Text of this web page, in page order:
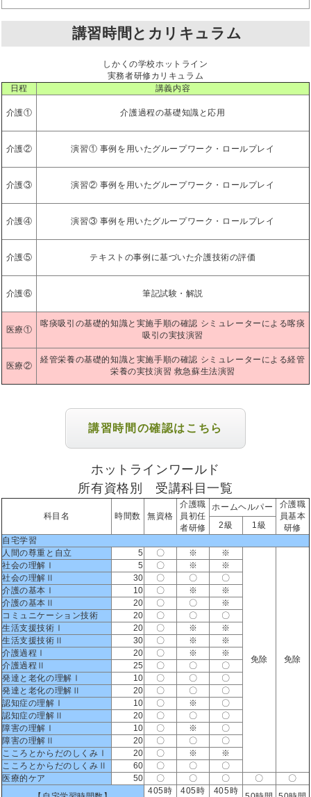
講習時間とカリキュラム
しかくの学校ホットライン
実務者研修カリキュラム
日程
講義内容
介護① 介護過程の基礎知識と応用
介護② 演習① 事例を用いたグループワーク・ロールプレイ
介護③ 演習② 事例を用いたグループワーク・ロールプレイ
介護④ 演習③ 事例を用いたグループワーク・ロールプレイ
介護⑤ テキストの事例に基づいた介護技術の評価
介護⑥ 筆記試験・解説
医療①
喀痰吸引の基礎的知識と実施手順の確認 シミュレーターによる喀痰
吸引の実技演習
医療②
経管栄養の基礎的知識と実施手順の確認 シミュレーターによる経管
栄養の実技演習 救急蘇生法演習
講習時間の確認はこちら
ホットラインワールド
所有資格別 受講科目一覧
科目名 時間数 無資格
介護職
員初任
者研修
ホームヘルパー
介護職
員基本
研修
2級
1級
自宅学習
人間の尊重と自立
5 〇 ※ ※
免除 免除
社会の理解Ⅰ 5 〇 ※
※
社会の理解Ⅱ
30 〇 〇
〇
介護の基本Ⅰ
10 〇 ※
※
介護の基本Ⅱ
20 〇 〇
※
コミュニケーション技術
20 〇 〇
〇
生活支援技術Ⅰ
20 〇 ※
※
生活支援技術Ⅱ
30 〇 ※
※
介護過程Ⅰ
20 〇 ※
※
介護過程Ⅱ
25 〇 〇
〇
発達と老化の理解Ⅰ
10 〇 〇
〇
発達と老化の理解Ⅱ
20 〇 〇
〇
認知症の理解Ⅰ
10 〇 ※
〇
認知症の理解Ⅱ
20 〇 〇
〇
障害の理解Ⅰ
10 〇 ※
〇
障害の理解Ⅱ
20 〇 〇
〇
こころとからだのしくみⅠ
20 〇 ※
※
こころとからだのしくみⅡ
60 〇 〇
〇
医療的ケア
50 〇 〇 〇 〇
〇
405時 405時 405時